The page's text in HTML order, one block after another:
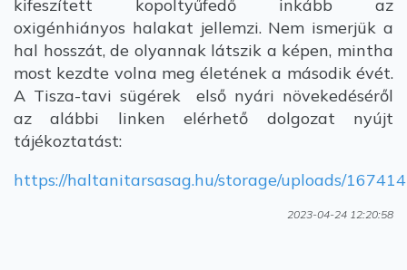
kifeszített kopoltyűfedő inkább az
oxigénhiányos halakat jellemzi. Nem ismerjük a
hal hosszát, de olyannak látszik a képen, mintha
most kezdte volna meg életének a második évét.
A Tisza-tavi sügérek első nyári növekedéséről
az alábbi linken elérhető dolgozat nyújt
tájékoztatást:
https://haltanitarsasag.hu/storage/uploads/
2023-04-24 12:20:58